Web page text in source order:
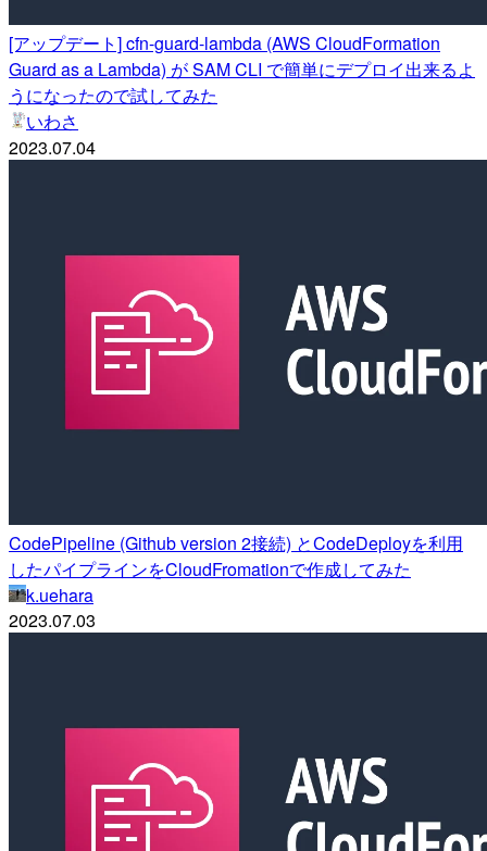
[アップデート] cfn-guard-lambda (AWS CloudFormation
Guard as a Lambda) が SAM CLI で簡単にデプロイ出来るよ
うになったので試してみた
いわさ
2023.07.04
CodePipeline (Github version 2接続) とCodeDeployを利用
したパイプラインをCloudFromationで作成してみた
k.uehara
2023.07.03